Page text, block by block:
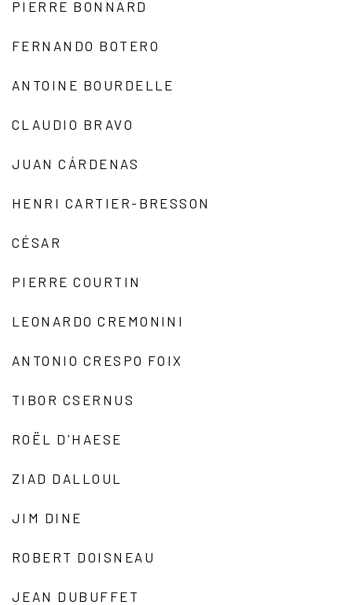
PIERRE BONNARD
FERNANDO BOTERO
ANTOINE BOURDELLE
CLAUDIO BRAVO
JUAN CÁRDENAS
HENRI CARTIER-BRESSON
CÉSAR
PIERRE COURTIN
LEONARDO CREMONINI
ANTONIO CRESPO FOIX
TIBOR CSERNUS
ROËL D'HAESE
ZIAD DALLOUL
JIM DINE
ROBERT DOISNEAU
JEAN DUBUFFET